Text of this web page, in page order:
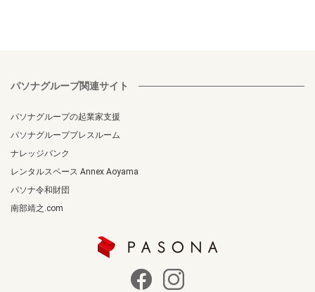
パソナグループ関連サイト
パソナグループの起業家支援
パソナグループプレスルーム
ナレッジバンク
レンタルスペース Annex Aoyama
パソナ令和財団
南部靖之.com